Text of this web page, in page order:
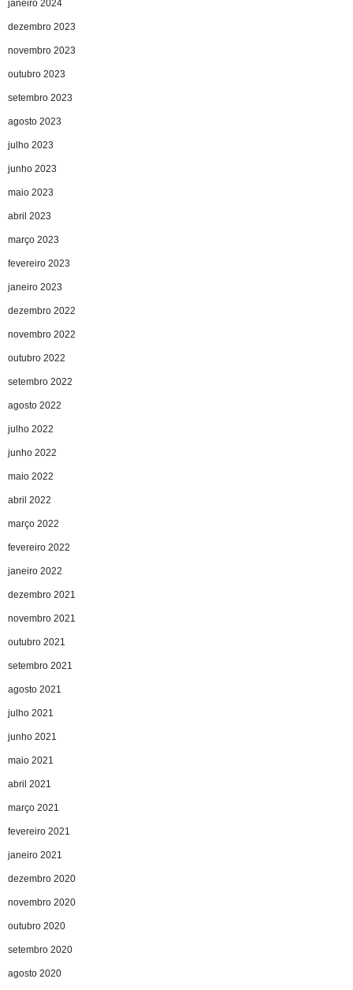
janeiro 2024
dezembro 2023
novembro 2023
outubro 2023
setembro 2023
agosto 2023
julho 2023
junho 2023
maio 2023
abril 2023
março 2023
fevereiro 2023
janeiro 2023
dezembro 2022
novembro 2022
outubro 2022
setembro 2022
agosto 2022
julho 2022
junho 2022
maio 2022
abril 2022
março 2022
fevereiro 2022
janeiro 2022
dezembro 2021
novembro 2021
outubro 2021
setembro 2021
agosto 2021
julho 2021
junho 2021
maio 2021
abril 2021
março 2021
fevereiro 2021
janeiro 2021
dezembro 2020
novembro 2020
outubro 2020
setembro 2020
agosto 2020